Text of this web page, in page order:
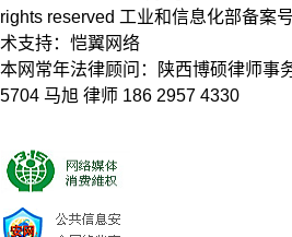
rights reserved 工业和信息化部备案
术支持：恺翼网络
本网常年法律顾问：陕西博硕律师事
5704 马旭 律师 186 2957 4330